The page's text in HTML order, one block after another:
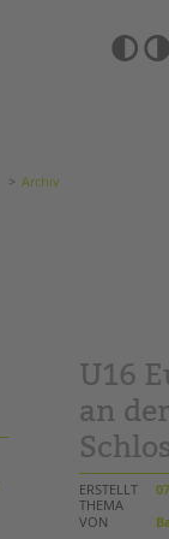
Barrierefrei-
BETREUTES
TANDEM BTL
Zertfikatskurse
Seminarkalender
Archiv
U16
an
ERSTELLT
THEMA
VON